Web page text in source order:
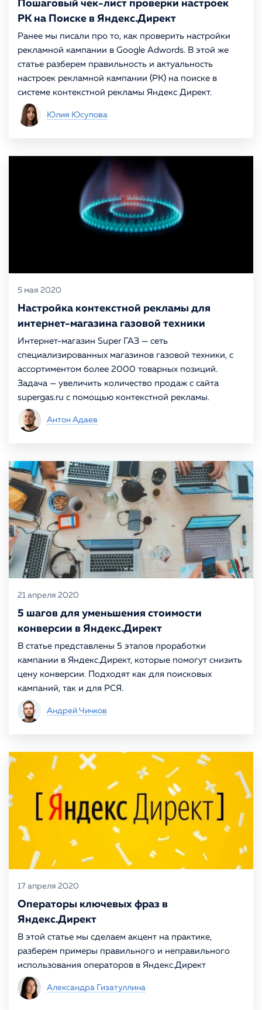
Пошаговый чек-лист проверки настроек
РК на Поиске в Яндекс.Директ
Ранее мы писали про то, как проверить настройки
рекламной кампании в Google Adwords. В этой же
статье разберем правильность и актуальность
настроек рекламной кампании (РК) на поиске в
системе контекстной рекламы Яндекс Директ.
Юлия Юсупова
5 мая 2020
Настройка контекстной рекламы для
интернет-магазина газовой техники
Интернет-магазин Super ГАЗ — сеть
специализированных магазинов газовой техники, с
ассортиментом более 2000 товарных позиций.
Задача — увеличить количество продаж с сайта
supergas.ru с помощью контекстной рекламы.
Антон Адаев
21 апреля 2020
5 шагов для уменьшения стоимости
конверсии в Яндекс.Директ
В статье представлены 5 этапов проработки
кампании в Яндекс.Директ, которые помогут снизить
цену конверсии. Подходят как для поисковых
кампаний, так и для РСЯ.
Андрей Чичков
17 апреля 2020
Операторы ключевых фраз в
Яндекс.Директ
В этой статье мы сделаем акцент на практике,
разберем примеры правильного и неправильного
использования операторов в Яндекс.Директ
Александра Гизатуллина